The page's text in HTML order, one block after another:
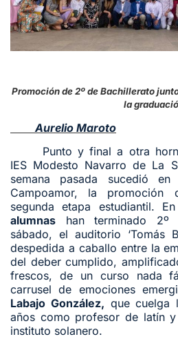
Promoción de 2º de Bachillerato
la
Aurelio Maroto
Punto y final a otra
IES Modesto Navarro de La
semana pasada sucedió
Campoamor, la
segunda etapa estudiantil.
alumnas han terminado 2º
sábado, el auditorio ‘Tomás
despedida a caballo entre la
del deber cumplido,
frescos, de un curso nada
carrusel de emociones
Labajo González, que cuelga
años como profesor de latín
instituto solanero.